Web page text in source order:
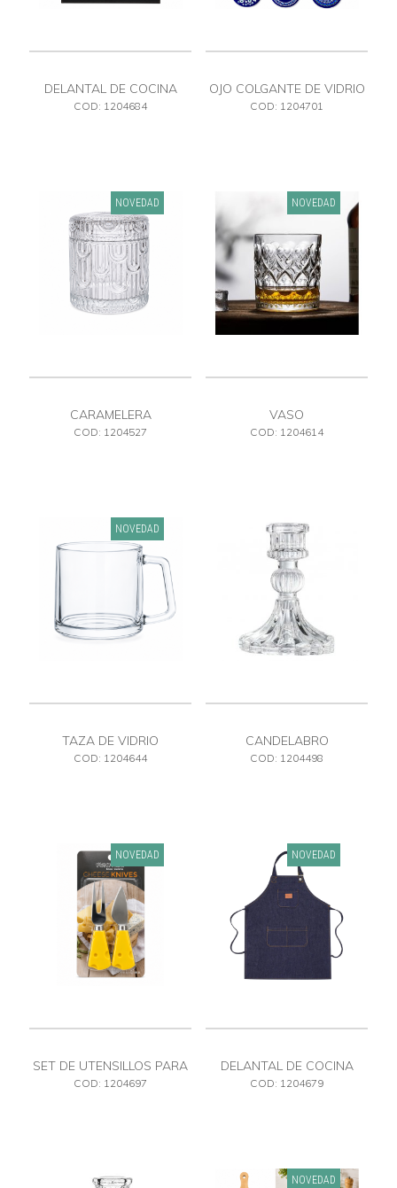
DELANTAL DE COCINA
COD: 1204684
OJO COLGANTE DE VIDRIO
7.5 X 20
COD: 1204701
NOVEDAD
CARAMELERA
COD: 1204527
NOVEDAD
VASO
COD: 1204614
NOVEDAD
TAZA DE VIDRIO
COD: 1204644
CANDELABRO
COD: 1204498
NOVEDAD
SET DE UTENSILLOS PARA
QUESO
COD: 1204697
NOVEDAD
DELANTAL DE COCINA
COD: 1204679
NOVEDAD